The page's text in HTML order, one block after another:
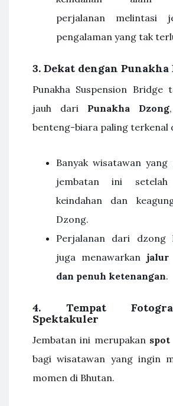
perjalanan melintasi
pengalaman yang tak
3. Dekat dengan Punakha
Punakha Suspension Bridge
jauh dari Punakha Dzong
benteng-biara paling terkenal
Banyak wisatawan yang
jembatan ini setelah
keindahan dan
Dzong.
Perjalanan dari dzong
juga menawarkan jalur
dan penuh ketenangan.
4. Tempat
Spektakuler
Jembatan ini merupakan
bagi wisatawan yang ingin
momen di Bhutan.